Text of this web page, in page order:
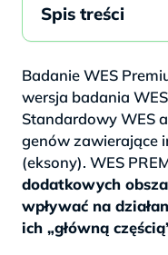
Badanie WES
wersja badania
Standardowy WES
genów zawierające
(eksony). WES
dodatkowych
wpływać na
ich „główną
Spis treści